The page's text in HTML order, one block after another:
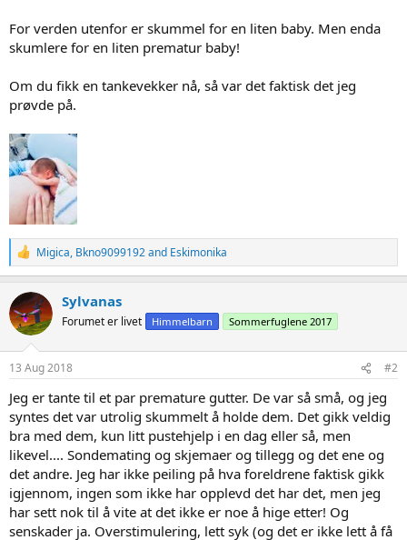
For verden utenfor er skummel for en liten baby. Men enda
skumlere for en liten prematur baby!
Om du fikk en tankevekker nå, så var det faktisk det jeg
prøvde på.
R
e
a
c
t
i
o
n
s
:
Migica, Bkno9099192and Eskimonika
Sylvanas
Forumet er livet Himmelbarn Sommerfuglene 2017
13 Aug 2018 #2
Jeg er tante til et par premature gutter. De var så små, og jeg
syntes det var utrolig skummelt å holde dem. Det gikk veldig
bra med dem, kun litt pustehjelp i en dag eller så, men
likevel.... Sondemating og skjemaer og tillegg og det ene og
det andre. Jeg har ikke peiling på hva foreldrene faktisk gikk
igjennom, ingen som ikke har opplevd det har det, men jeg
har sett nok til å vite at det ikke er noe å hige etter! Og
senskader ja. Overstimulering, lett syk (og det er ikke lett å få